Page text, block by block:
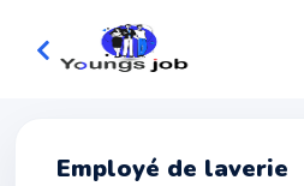
Employé de laverie